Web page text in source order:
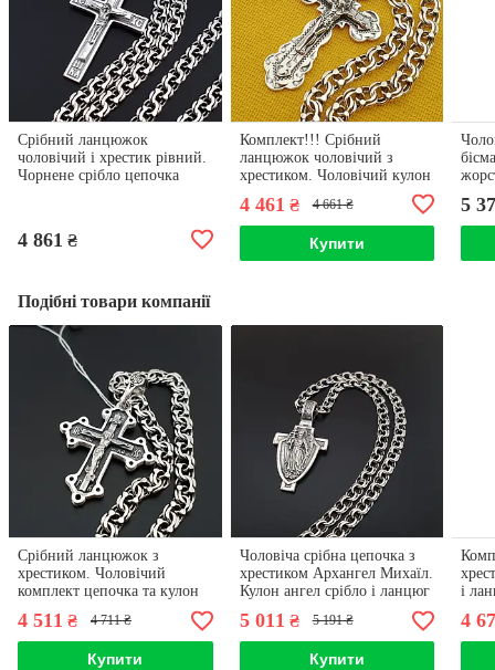
Срібний ланцюжок
чоловічий і хрестик рівний.
Чорнене срібло цепочка
4 861 ₴
Комплект!!! Срібний
ланцюжок чоловічий з
хрестиком. Чоловічий кулон
925
4 461 ₴ 4 661 ₴
Купити
5
Подібні товари компанії
Срібний ланцюжок з
хрестиком. Чоловічий
комплект цепочка та кулон
4 511 ₴ 4 711 ₴
Купити
Чоловіча срібна цепочка з
хрестиком Архангел Михаїл.
Кулон ангел срібло і ланцюг
бісмарк 925. Довжина 55 см
5 011 ₴ 5 191 ₴
Купити
і
4